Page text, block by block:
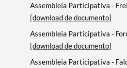
Assembleia Participativa -
[download de documento]
Assembleia Participativa -
[download de documento]
Assembleia Participativa -